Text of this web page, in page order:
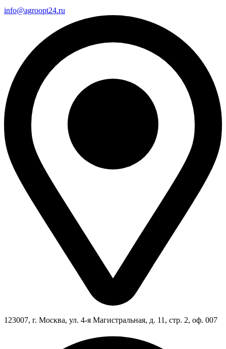
info@agroopt24.ru
123007, г. Москва, ул. 4-я Магистральная, д. 11, стр. 2, оф. 007